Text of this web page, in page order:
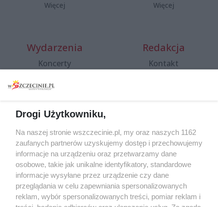
Więcej Więcej
Wydarzenia
Koncerty
Spacery i oprowadzania
targi
Wernisaże
Więcej
Redakcja
Kontakt
Specjalny koncert z okazji
20. urodzin portalu
wSzczecinie.pl
Regulamin konkursów
śniadaniówka "Hej
Szczecin! Jest piątek!"
Drogi Użytkowniku,
Na naszej stronie wszczecinie.pl, my oraz naszych 1162
zaufanych partnerów uzyskujemy dostęp i przechowujemy
informacje na urządzeniu oraz przetwarzamy dane
osobowe, takie jak unikalne identyfikatory, standardowe
informacje wysyłane przez urządzenie czy dane
przeglądania w celu zapewniania spersonalizowanych
reklam, wybór spersonalizowanych treści, pomiar reklam i